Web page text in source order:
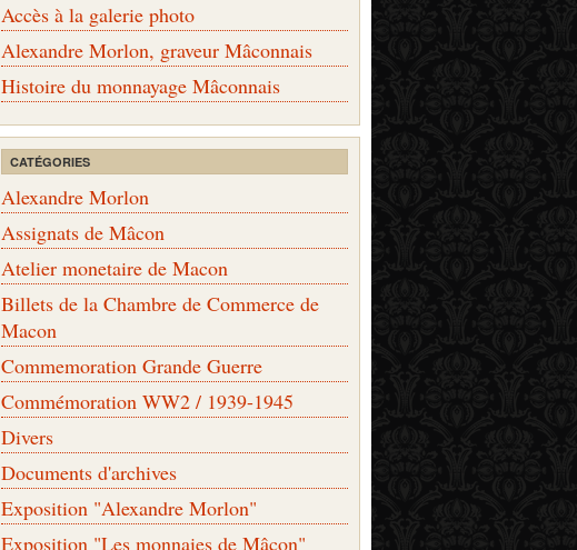
Accès à la galerie photo
Alexandre Morlon, graveur Mâconnais
Histoire du monnayage Mâconnais
CATÉGORIES
Alexandre Morlon
Assignats de Mâcon
Atelier monetaire de Macon
Billets de la Chambre de Commerce de
Macon
Commemoration Grande Guerre
Commémoration WW2 / 1939-1945
Divers
Documents d'archives
Exposition "Alexandre Morlon"
Exposition "Les monnaies de Mâcon"